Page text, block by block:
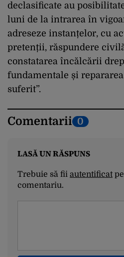
declasificate au
luni de la intrarea în
adreseze instanțelor, cu
pretenții, răspundere
constatarea încălcării
fundamentale și
suferit”.
Comentarii 0
LASĂ UN RĂSPUNS
Trebuie să fii autentificat
comentariu.